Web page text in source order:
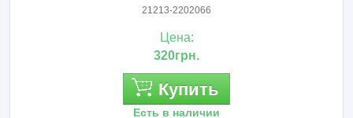
21213-2202066
Цена:
320грн.
Купить
Есть в наличии